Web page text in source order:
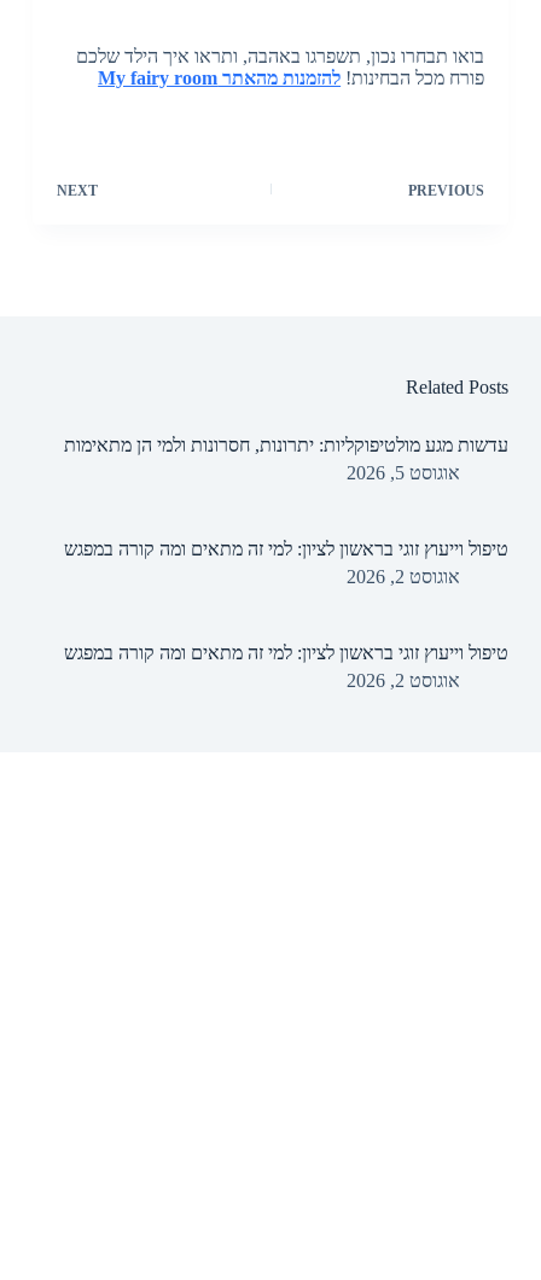
בואו תבחרו נכון, תשפרגו באהבה, ותראו איך הילד שלכם
פורח מכל הבחינות! להזמנות מהאתר My fairy room
PREVIOUS
NEXT
Related Posts
עדשות מגע מולטיפוקליות: יתרונות, חסרונות ולמי הן מתאימות
אוגוסט 5, 2026
טיפול וייעוץ זוגי בראשון לציון: למי זה מתאים ומה קורה במפגש
אוגוסט 2, 2026
טיפול וייעוץ זוגי בראשון לציון: למי זה מתאים ומה קורה במפגש
אוגוסט 2, 2026